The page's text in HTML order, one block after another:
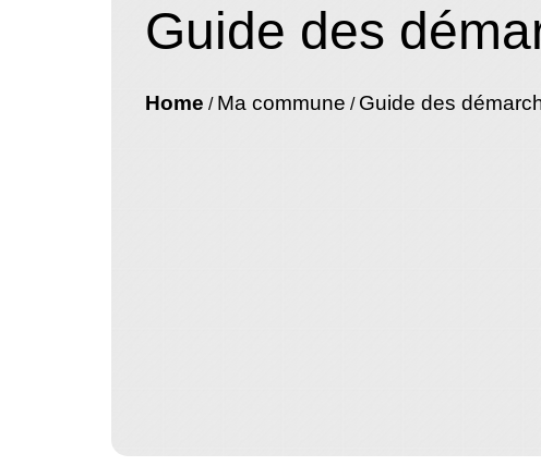
Guide des
Home / Ma commune / Guide des